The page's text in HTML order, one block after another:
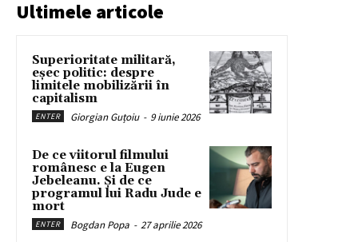
Ultimele articole
Superioritate militară,
eșec politic: despre
limitele mobilizării în
capitalism
ENTER Giorgian Guțoiu - 9 iunie 2026
De ce viitorul filmului
românesc e la Eugen
Jebeleanu. Și de ce
programul lui Radu Jude e
mort
ENTER Bogdan Popa - 27 aprilie 2026